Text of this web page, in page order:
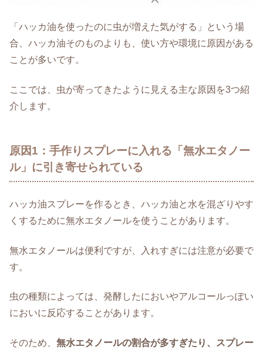
「ハッカ油を使ったのに虫が増えた気がする」という場
合、ハッカ油そのものよりも、使い方や環境に原因がある
ことが多いです。
ここでは、虫が寄ってきたように見える主な原因を3つ紹
介します。
原因1：手作りスプレーに入れる「無水エタノー
ル」に引き寄せられている
ハッカ油スプレーを作るとき、ハッカ油と水を混ざりやす
くするために無水エタノールを使うことがあります。
無水エタノールは便利ですが、入れすぎには注意が必要で
す。
虫の種類によっては、発酵したにおいやアルコールっぽい
においに反応することがあります。
そのため、 無水エタノールの割合が多すぎたり、スプレー